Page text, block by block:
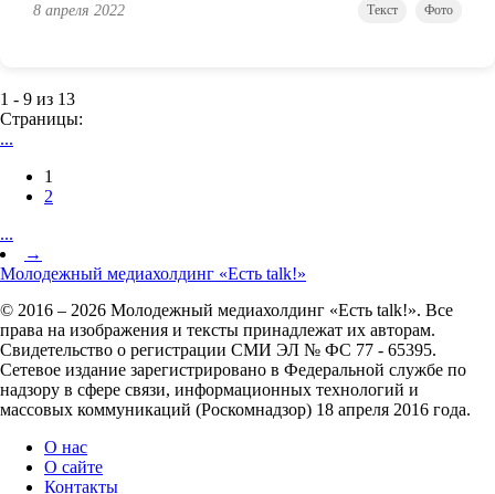
8 апреля 2022 Текст Фото
1 - 9 из 13
Страницы:
...
1
2
...
→
Молодежный медиахолдинг «Есть talk!»
© 2016 – 2026 Молодежный медиахолдинг «Есть talk!». Все
права на изображения и тексты принадлежат их авторам.
Свидетельство о регистрации СМИ ЭЛ № ФС 77 - 65395.
Сетевое издание зарегистрировано в Федеральной службе по
надзору в сфере связи, информационных технологий и
массовых коммуникаций (Роскомнадзор) 18 апреля 2016 года.
О нас
О сайте
Контакты